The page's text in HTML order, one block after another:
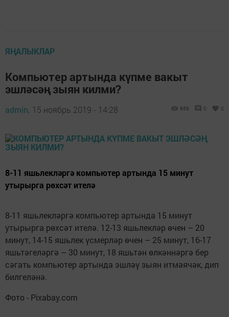
ЯҢАЛЫКЛАР
Компьютер артында күпме вакыт
эшләсәң зыян килми?
admin, 15 ноябрь 2019 - 14:28 869 0 0
8-11 яшьлекләргә компьютер артында 15 минут
утырырга рөхсәт ителә
8-11 яшьлекләргә компьютер артында 15 минут
утырырга рөхсәт ителә. 12-13 яшьлекләр өчен – 20
минут, 14-15 яшьлек үсмерләр өчен – 25 минут, 16-17
яшьтәгеләргә – 30 минут, 18 яшьтән өлкәннәргә бер
сәгать компьютер артында эшләү зыян итмәячәк, дип
билгеләнә.
Фото - Pixabay.com